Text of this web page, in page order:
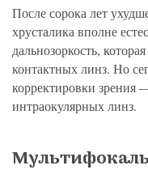
После сорока лет
хрусталика вполне
дальнозоркость,
контактных линз. Но
корректировки зрения
интраокулярных линз.